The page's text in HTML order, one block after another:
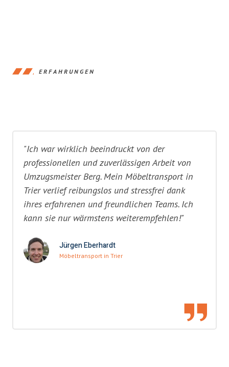
ERFAHRUNGEN
"Ich war wirklich beeindruckt von der
professionellen und zuverlässigen Arbeit von
Umzugsmeister Berg. Mein Möbeltransport in
Trier verlief reibungslos und stressfrei dank
ihres erfahrenen und freundlichen Teams. Ich
kann sie nur wärmstens weiterempfehlen!"
Jürgen Eberhardt
Möbeltransport in Trier